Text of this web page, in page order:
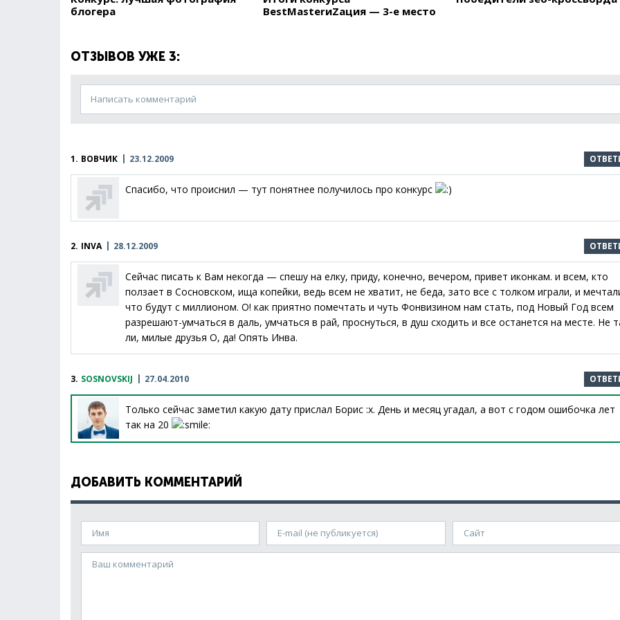
блогера
BestMasterиZация — 3-е место
ОТЗЫВОВ УЖЕ 3:
Написать комментарий
1. ВОВЧИК 23.12.2009
Спасибо, что происнил — тут понятнее получилось про конкурс
2. INVA 28.12.2009
Сейчас писать к Вам некогда — спешу на елку, приду, конечно, вечером, привет иконкам. и всем, кто
ползает в Сосновском, ища копейки, ведь всем не хватит, не беда, зато все с толком играли, и
что будут с миллионом. О! как приятно помечтать и чуть Фонвизином нам стать, под Новый Год всем
разрешают-умчаться в даль, умчаться в рай, проснуться, в душ сходить и все останется на месте. Не
ли, милые друзья О, да! Опять Инва.
3. SOSNOVSKIJ 27.04.2010
Только сейчас заметил какую дату прислал Борис :x. День и месяц угадал, а вот с годом ошибочка лет
так на 20
ДОБАВИТЬ КОММЕНТАРИЙ
Имя E-mail (не публикуется) Сайт
Ваш комментарий